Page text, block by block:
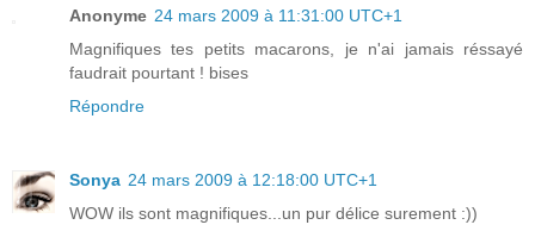
Anonyme 24 mars 2009 à 11:31:00 UTC+1
Magnifiques tes petits macarons, je n'ai jamais réssayé
faudrait pourtant ! bises
Répondre
Sonya 24 mars 2009 à 12:18:00 UTC+1
WOW ils sont magnifiques...un pur délice surement :))